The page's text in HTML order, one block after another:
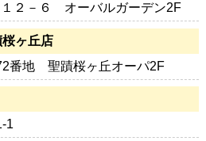
２－６ オーバルガーデン2F
ヶ丘店
番地 聖蹟桜ヶ丘オーパ2F
1